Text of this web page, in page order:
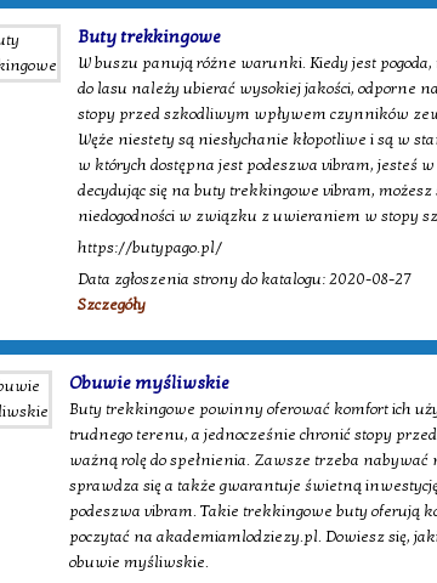
Buty trekkingowe
W buszu panują różne warunki. Kiedy jest
do lasu należy ubierać wysokiej jakości, odporne
stopy przed szkodliwym wpływem czynników
Węże niestety są niesłychanie kłopotliwe i są w
w których dostępna jest podeszwa vibram, jesteś
decydując się na buty trekkingowe vibram,
niedogodności w związku z uwieraniem w stopy
https://butypago.pl/
Data zgłoszenia strony do katalogu: 2020-08-27
Szczegóły
Obuwie myśliwskie
Buty trekkingowe powinny oferować komfort ich
trudnego terenu, a jednocześnie chronić stopy
ważną rolę do spełnienia. Zawsze trzeba
sprawdza się a także gwarantuje świetną
podeszwa vibram. Takie trekkingowe buty oferują
poczytać na akademiamlodziezy.pl. Dowiesz się,
obuwie myśliwskie.